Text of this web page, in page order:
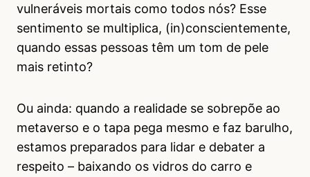
vulneráveis mortais como todos nós? Esse
sentimento se multiplica, (in)conscientemente,
quando essas pessoas têm um tom de pele
mais retinto?
Ou ainda: quando a realidade se sobrepõe ao
metaverso e o tapa pega mesmo e faz barulho,
estamos preparados para lidar e debater a
respeito – baixando os vidros do carro e